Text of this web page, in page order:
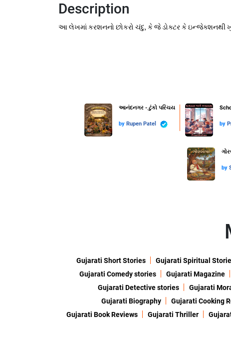
Description
આ લેખમાં કરશનનો છોકરો ચંદુ, કે જે ડોક્ટર કે ઇન્જેક્શનથી
આનંદનગર - ટુંકો પરિચય
by Rupen Patel by
by
Gujarati Short Stories Gujarati Spiritual
Gujarati Comedy stories
Gujarati Magazine
Gujarati Detective stories
Gujarati
Gujarati Biography
Gujarati Cooking
Gujarati Book Reviews
Gujarati Thriller